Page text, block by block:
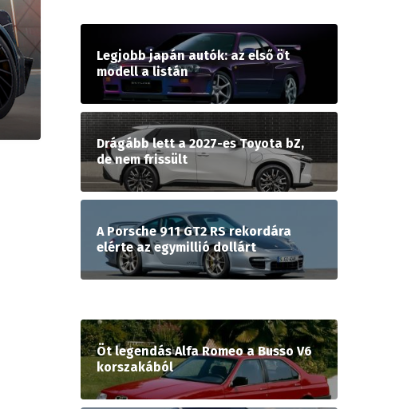
Legjobb japán autók: az első öt
modell a listán
Drágább lett a 2027-es Toyota bZ,
de nem frissült
A Porsche 911 GT2 RS rekordára
elérte az egymillió dollárt
Öt legendás Alfa Romeo a Busso V6
korszakából